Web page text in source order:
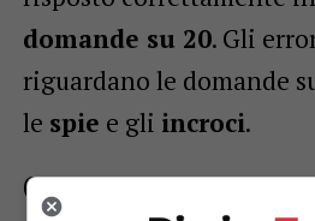
domande su 20. Gli
riguardano le domande
le spie e gli incroci.
Ostacoli nell’esame